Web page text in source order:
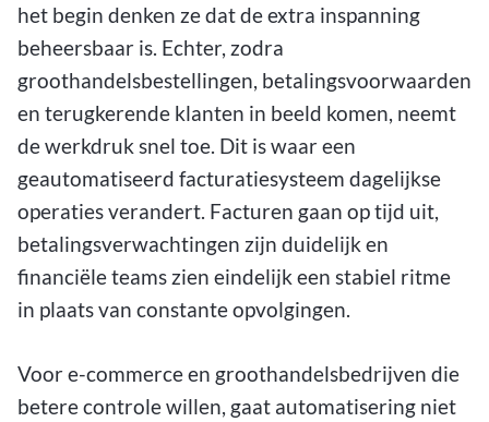
het begin denken ze dat de extra inspanning
beheersbaar is. Echter, zodra
groothandelsbestellingen, betalingsvoorwaarden
en terugkerende klanten in beeld komen, neemt
de werkdruk snel toe. Dit is waar een
geautomatiseerd facturatiesysteem dagelijkse
operaties verandert. Facturen gaan op tijd uit,
betalingsverwachtingen zijn duidelijk en
financiële teams zien eindelijk een stabiel ritme
in plaats van constante opvolgingen.
Voor e-commerce en groothandelsbedrijven die
betere controle willen, gaat automatisering niet